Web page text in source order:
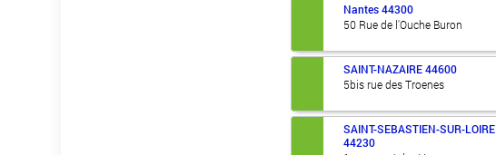
Nantes 44300
50 Rue de l'Ouche Buron
SAINT-NAZAIRE 44600
5bis rue des Troenes
SAINT-SEBASTIEN-SUR-LOIRE
44230